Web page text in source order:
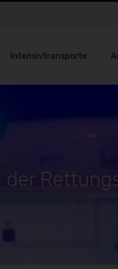
Intensivtransporte